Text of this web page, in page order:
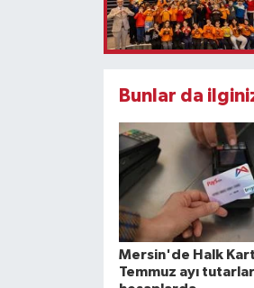
Bunlar da
Mersin'de Halk
Temmuz ayı